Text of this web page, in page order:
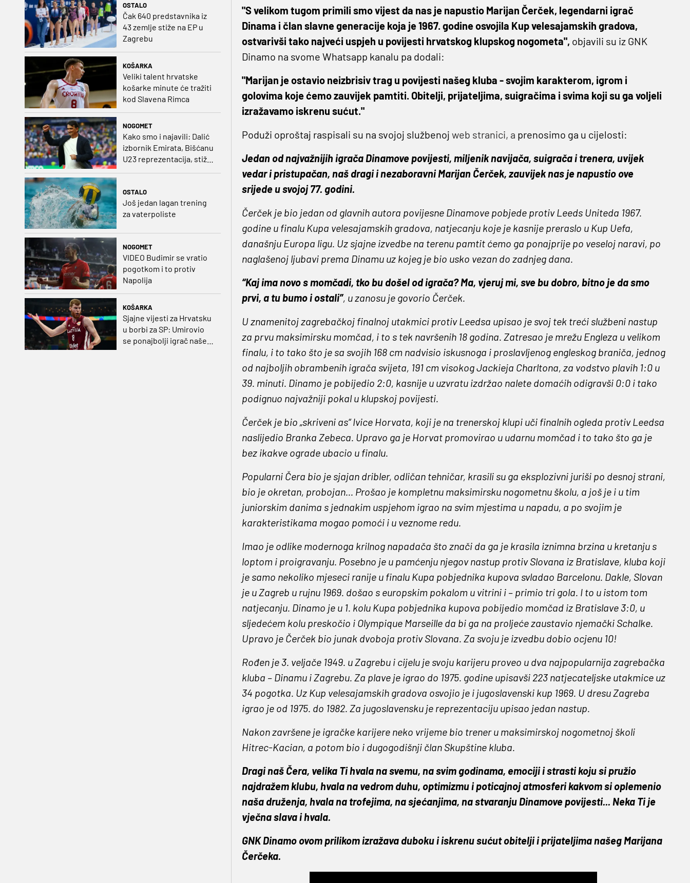
OSTALO
Čak 640 predstavnika iz
43 zemlje stiže na EP u
Zagrebu
KOŠARKA
Veliki talent hrvatske
košarke minute će tražiti
kod Slavena Rimca
NOGOMET
Kako smo i najavili: Dalić
izbornik Emirata, Bišćanu
U23 reprezentacija, stiže
OSTALO
Još jedan lagan trening
za vaterpoliste
NOGOMET
VIDEO Budimir se vratio
pogotkom i to protiv
Napolija
KOŠARKA
Sjajne vijesti za Hrvatsku
u borbi za SP: Umirovio
se ponajbolji igrač našeg
"S velikom tugom primili smo vijest da nas je napustio Marijan Čerček, legendarni igrač
Dinama i član slavne generacije koja je 1967. godine osvojila Kup velesajamskih gradova,
ostvarivši tako najveći uspjeh u povijesti hrvatskog klupskog nogometa", objavili su iz GNK
Dinamo na svome Whatsapp kanalu pa dodali:
"Marijan je ostavio neizbrisiv trag u povijesti našeg kluba - svojim karakterom, igrom i
golovima koje ćemo zauvijek pamtiti. Obitelji, prijateljima, suigračima i svima koji su ga voljeli
izražavamo iskrenu sućut."
Poduži oproštaj raspisali su na svojoj službenoj web stranici, a prenosimo ga u cijelosti:
Jedan od najvažnijih igrača Dinamove povijesti, miljenik navijača, suigrača i trenera, uvijek
vedar i pristupačan, naš dragi i nezaboravni Marijan Čerček, zauvijek nas je napustio ove
srijede u svojoj 77. godini.
Čerček je bio jedan od glavnih autora povijesne Dinamove pobjede protiv Leeds Uniteda 1967.
godine u finalu Kupa velesajamskih gradova, natjecanju koje je kasnije preraslo u Kup Uefa,
današnju Europa ligu. Uz sjajne izvedbe na terenu pamtit ćemo ga ponajprije po veseloj naravi, po
naglašenoj ljubavi prema Dinamu uz kojeg je bio usko vezan do zadnjeg dana.
“Kaj ima novo s momčadi, tko bu došel od igrača? Ma, vjeruj mi, sve bu dobro, bitno je da smo
prvi, a tu bumo i ostali”, u zanosu je govorio Čerček.
U znamenitoj zagrebačkoj finalnoj utakmici protiv Leedsa upisao je svoj tek treći službeni nastup
za prvu maksimirsku momčad, i to s tek navršenih 18 godina. Zatresao je mrežu Engleza u velikom
finalu, i to tako što je sa svojih 168 cm nadvisio iskusnoga i proslavljenog engleskog braniča, jednog
od najboljih obrambenih igrača svijeta, 191 cm visokog Jackieja Charltona, za vodstvo plavih 1:0 u
39. minuti. Dinamo je pobijedio 2:0, kasnije u uzvratu izdržao nalete domaćih odigravši 0:0 i tako
podignuo najvažniji pokal u klupskoj povijesti.
Čerček je bio „skriveni as“ Ivice Horvata, koji je na trenerskoj klupi uči finalnih ogleda protiv Leedsa
naslijedio Branka Zebeca. Upravo ga je Horvat promovirao u udarnu momčad i to tako što ga je
bez ikakve ograde ubacio u finalu.
Popularni Čera bio je sjajan dribler, odličan tehničar, krasili su ga eksplozivni juriši po desnoj strani,
bio je okretan, probojan... Prošao je kompletnu maksimirsku nogometnu školu, a još je i u tim
juniorskim danima s jednakim uspjehom igrao na svim mjestima u napadu, a po svojim je
karakteristikama mogao pomoći i u veznome redu.
Imao je odlike modernoga krilnog napadača što znači da ga je krasila iznimna brzina u kretanju s
loptom i proigravanju. Posebno je u pamćenju njegov nastup protiv Slovana iz Bratislave, kluba koji
je samo nekoliko mjeseci ranije u finalu Kupa pobjednika kupova svladao Barcelonu. Dakle, Slovan
je u Zagreb u rujnu 1969. došao s europskim pokalom u vitrini i – primio tri gola. I to u istom tom
natjecanju. Dinamo je u 1. kolu Kupa pobjednika kupova pobijedio momčad iz Bratislave 3:0, u
sljedećem kolu preskočio i Olympique Marseille da bi ga na proljeće zaustavio njemački Schalke.
Upravo je Čerček bio junak dvoboja protiv Slovana. Za svoju je izvedbu dobio ocjenu 10!
Rođen je 3. veljače 1949. u Zagrebu i cijelu je svoju karijeru proveo u dva najpopularnija zagrebačka
kluba – Dinamu i Zagrebu. Za plave je igrao do 1975. godine upisavši 223 natjecateljske utakmice uz
34 pogotka. Uz Kup velesajamskih gradova osvojio je i jugoslavenski kup 1969. U dresu Zagreba
igrao je od 1975. do 1982. Za jugoslavensku je reprezentaciju upisao jedan nastup.
Nakon završene je igračke karijere neko vrijeme bio trener u maksimirskoj nogometnoj školi
Hitrec-Kacian, a potom bio i dugogodišnji član Skupštine kluba.
Dragi naš Čera, velika Ti hvala na svemu, na svim godinama, emociji i strasti koju si pružio
najdražem klubu, hvala na vedrom duhu, optimizmu i poticajnoj atmosferi kakvom si oplemenio
naša druženja, hvala na trofejima, na sjećanjima, na stvaranju Dinamove povijesti... Neka Ti je
vječna slava i hvala.
GNK Dinamo ovom prilikom izražava duboku i iskrenu sućut obitelji i prijateljima našeg Marijana
Čerčeka.